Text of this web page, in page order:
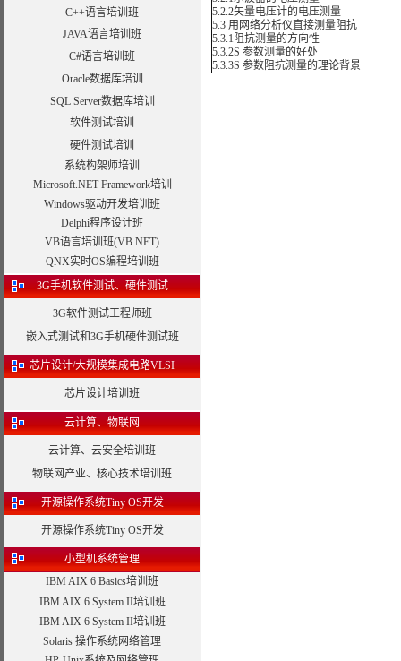
C++语言培训班
JAVA语言培训班
C#语言培训班
Oracle数据库培训
SQL Server数据库培训
软件测试培训
硬件测试培训
系统构架师培训
Microsoft.NET Framework培训
Windows驱动开发培训班
Delphi程序设计班
VB语言培训班(VB.NET)
QNX实时OS编程培训班
3G手机软件测试、硬件测试
3G软件测试工程师班
嵌入式测试和3G手机硬件测试班
芯片设计/大规模集成电路VLSI
芯片设计培训班
云计算、物联网
云计算、云安全培训班
物联网产业、核心技术培训班
开源操作系统Tiny OS开发
开源操作系统Tiny OS开发
小型机系统管理
IBM AIX 6 Basics培训班
IBM AIX 6 System II培训班
IBM AIX 6 System II培训班
Solaris 操作系统网络管理
5.2.2矢量电压计的电压测量
5.3 用网络分析仪直接测量阻抗
5.3.1阻抗测量的方向性
5.3.2S 参数测量的好处
5.3.3S 参数阻抗测量的理论背景